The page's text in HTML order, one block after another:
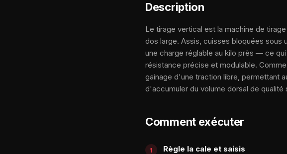
Description
Le tirage vertical est la machine de
dos large. Assis, cuisses bloquées sous
une charge réglable au kilo près — ce
résistance précise et modulable.
gainage d'une traction libre, permettant
d'accumuler du volume dorsal de
Comment exécuter
Règle la cale et saisis